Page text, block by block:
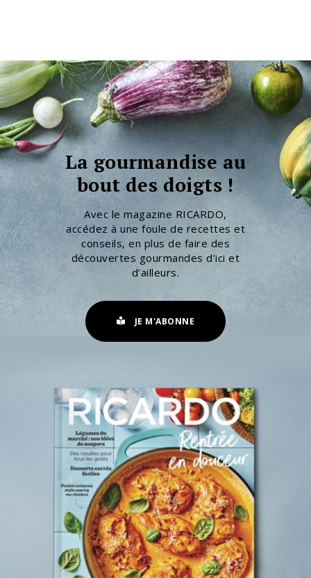
La gourmandise au
bout des doigts !
Avec le magazine RICARDO,
accédez à une foule de recettes et
conseils, en plus de faire des
découvertes gourmandes d’ici et
d’ailleurs.
JE M'ABONNE